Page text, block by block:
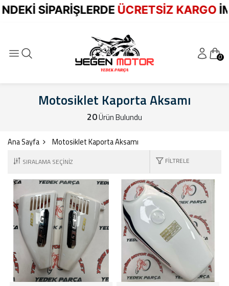
SİPARİŞLERDEÜCRETSİZ KARGO
0
Motosiklet Kaporta Aksamı
20Ürün Bulundu
Ana Sayfa Motosiklet Kaporta Aksamı
FILTRELE